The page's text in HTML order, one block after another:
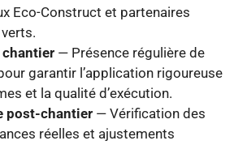
Eco-Construct et partenaires
— Présence régulière de
garantir l’application rigoureuse
et la qualité d’exécution.
post-chantier — Vérification des
réelles et ajustements